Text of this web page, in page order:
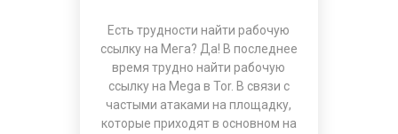
Есть трудности найти рабочую
ссылку на Мега? Да! В последнее
время трудно найти рабочую
ссылку на Mega в Tor. В связи с
частыми атаками на площадку,
которые приходят в основном на